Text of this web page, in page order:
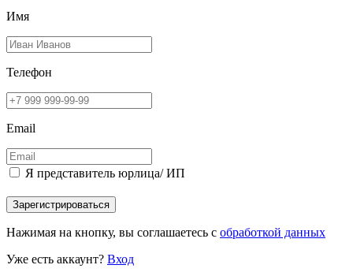
Имя
Телефон
Email
Я представитель юрлица/ ИП
Зарегистрироваться
Нажимая на кнопку, вы соглашаетесь с обработкой данных
Уже есть аккаунт? Вход